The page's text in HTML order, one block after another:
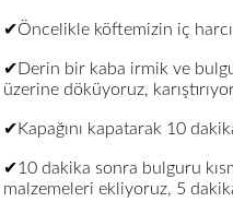
✔Öncelikle köftemizin iç
✔Derin bir kaba irmik ve
üzerine döküyoruz,
✔Kapağını kapatarak 10
✔10 dakika sonra bulguru
malzemeleri ekliyoruz, 5